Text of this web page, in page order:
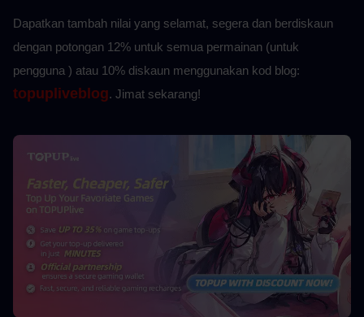
Dapatkan tambah nilai yang selamat, segera dan berdiskaun
dengan potongan 12% untuk semua permainan (untuk
pengguna ) atau 10%
topupliveblog. Jimat sekarang!